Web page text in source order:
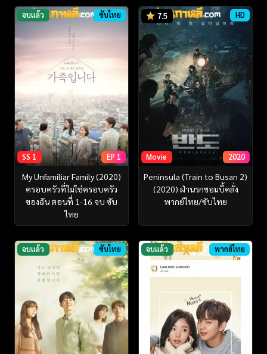
จบแล้ว ซับไทย
SS 1 EP 1
My Unfamiliar Family (2020)
ครอบครัวที่ไม่ใช่ครอบครัว
ของฉัน ตอนที่ 1-16 จบ ซับ
ไทย
7.5 HD
Movie 2020
Peninsula (Train to Busan 2)
(2020) ฝ่านรกซอมบี้คลั่ง
พากย์ไทย/ซับไทย
จบแล้ว ซับไทย จบแล้ว พากย์ไทย